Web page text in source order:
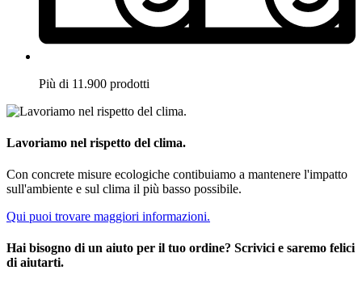
Più di 11.900 prodotti
Lavoriamo nel rispetto del clima.
Con concrete misure ecologiche contibuiamo a mantenere l'impatto
sull'ambiente e sul clima il più basso possibile.
Qui puoi trovare maggiori informazioni.
Hai bisogno di un aiuto per il tuo ordine? Scrivici e saremo felici
di aiutarti.